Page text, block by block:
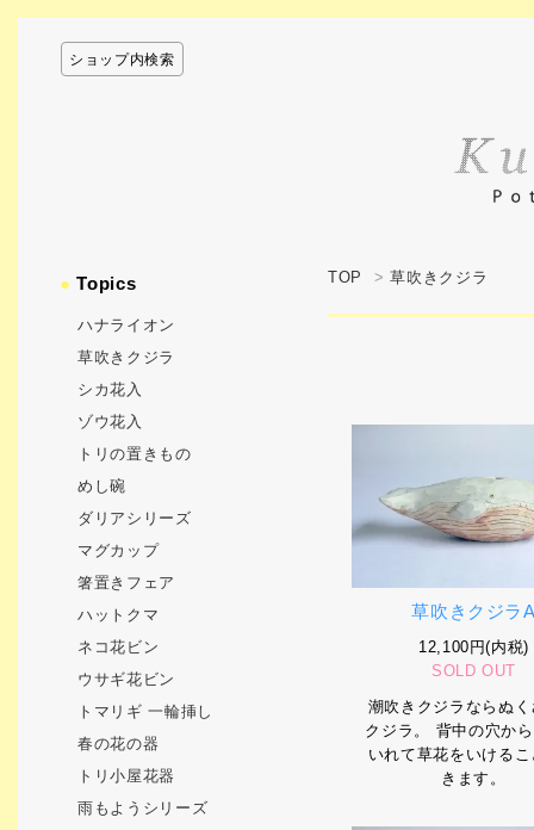
ショップ内検索
TOP > 草吹きクジラ
草吹きクジラ
12,100円(内税)
SOLD OUT
潮吹きクジラならぬ
クジラ。 背中の穴か
いれて草花をいける
きます。
●Topics
ハナライオン
草吹きクジラ
シカ花入
ゾウ花入
トリの置きもの
めし碗
ダリアシリーズ
マグカップ
箸置きフェア
ハットクマ
ネコ花ビン
ウサギ花ビン
トマリギ 一輪挿し
春の花の器
トリ小屋花器
雨もようシリーズ